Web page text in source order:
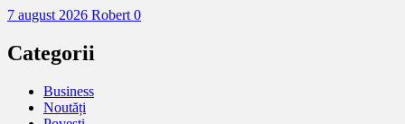
7 august 2026 Robert0
Categorii
Business
Noutăți